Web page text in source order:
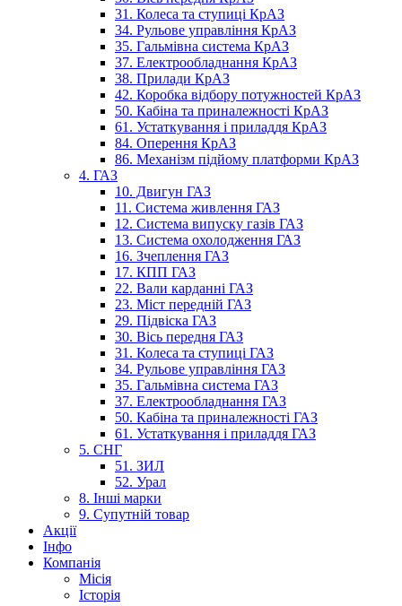
31. Колеса та ступиці КрАЗ
34. Рульове управління КрАЗ
35. Гальмівна система КрАЗ
37. Електрообладнання КрАЗ
38. Прилади КрАЗ
42. Коробка відбору потужностей КрАЗ
50. Кабіна та приналежності КрАЗ
61. Устаткування і приладдя КрАЗ
84. Оперення КрАЗ
86. Механізм підйому платформи КрАЗ
4. ГАЗ
10. Двигун ГАЗ
11. Система живлення ГАЗ
12. Система випуску газів ГАЗ
13. Система охолодження ГАЗ
16. Зчеплення ГАЗ
17. КПП ГАЗ
22. Вали карданні ГАЗ
23. Міст передній ГАЗ
29. Підвіска ГАЗ
30. Вісь передня ГАЗ
31. Колеса та ступиці ГАЗ
34. Рульове управління ГАЗ
35. Гальмівна система ГАЗ
37. Електрообладнання ГАЗ
50. Кабіна та приналежності ГАЗ
61. Устаткування і приладдя ГАЗ
5. СНГ
51. ЗИЛ
52. Урал
8. Інші марки
9. Супутній товар
Акції
Інфо
Компанія
Місія
Історія